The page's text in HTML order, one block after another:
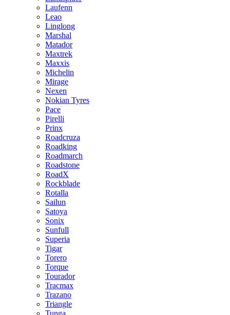
Laufenn
Leao
Linglong
Marshal
Matador
Maxtrek
Maxxis
Michelin
Mirage
Nexen
Nokian Tyres
Pace
Pirelli
Prinx
Roadcruza
Roadking
Roadmarch
Roadstone
RoadX
Rockblade
Rotalla
Sailun
Satoya
Sonix
Sunfull
Superia
Tigar
Torero
Torque
Tourador
Tracmax
Trazano
Triangle
Tunga